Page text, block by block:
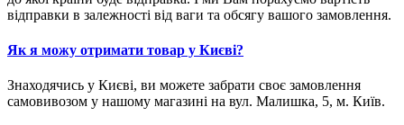
відправки в залежності від ваги та обсягу вашого замовлення.
Як я можу отримати товар у Києві?
Знаходячись у Києві, ви можете забрати своє замовлення
самовивозом у нашому магазині на вул. Малишка, 5, м. Київ.